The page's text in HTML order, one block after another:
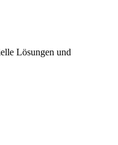
Lösungen und